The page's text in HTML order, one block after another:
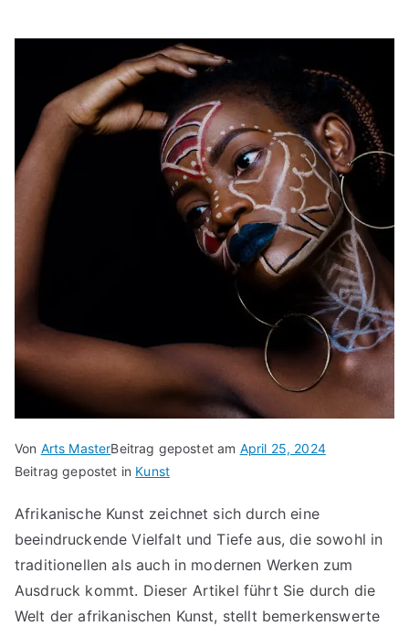
Von Arts MasterBeitrag gepostet am April 25, 2024
Beitrag gepostet in Kunst
Afrikanische Kunst zeichnet sich durch eine
beeindruckende Vielfalt und Tiefe aus, die sowohl in
traditionellen als auch in modernen Werken zum
Ausdruck kommt. Dieser Artikel führt Sie durch die
Welt der afrikanischen Kunst, stellt bemerkenswerte